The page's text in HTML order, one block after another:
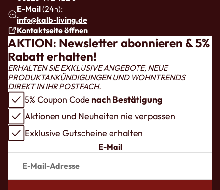
E-Mail(24h):
info@kalb-living.de
Kontaktseite öffnen
AKTION: Newsletter abonnieren & 5%
Rabatt erhalten!
ERHALTEN SIE EXKLUSIVE ANGEBOTE, NEUE
PRODUKTANKÜNDIGUNGEN UND WOHNTRENDS
DIREKT IN IHR POSTFACH.
5% Coupon Code nach Bestätigung
Aktionen und Neuheiten nie verpassen
Exklusive Gutscheine erhalten
E-Mail